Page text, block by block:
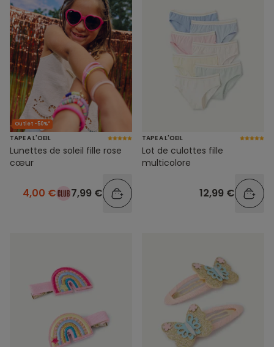
Outlet -50%*
TAPE A L'OEIL
Lunettes de soleil fille rose
cœur
4,00 € 7,99 €
TAPE A L'OEIL
Lot de culottes fille
multicolore
12,99 €